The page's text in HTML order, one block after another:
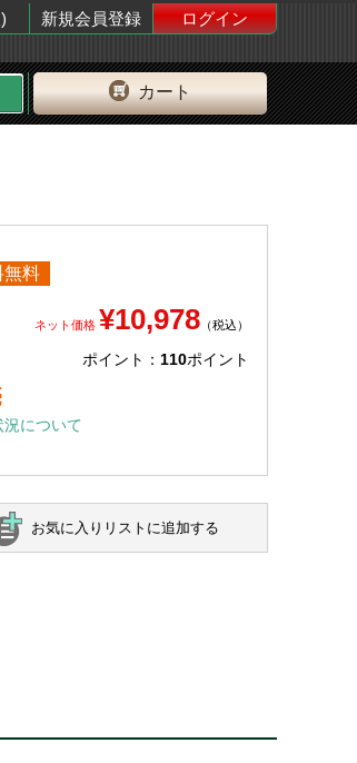
新規会員登録
ログイン
カート
無料
ネット価格 ¥10,978 （税込）
ポイント： 110ポイント
況について
お気に入りリストに追加する